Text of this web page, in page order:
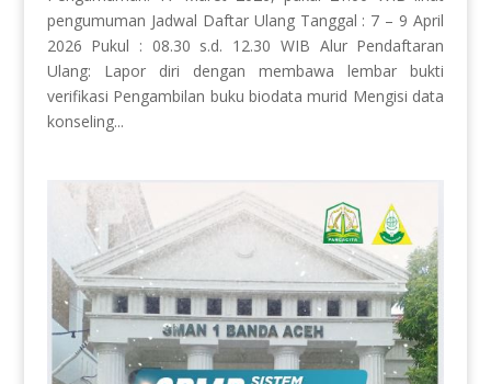
pengumuman Jadwal Daftar Ulang Tanggal : 7 – 9 April
2026 Pukul : 08.30 s.d. 12.30 WIB Alur Pendaftaran
Ulang: Lapor diri dengan membawa lembar bukti
verifikasi Pengambilan buku biodata murid Mengisi data
konseling...